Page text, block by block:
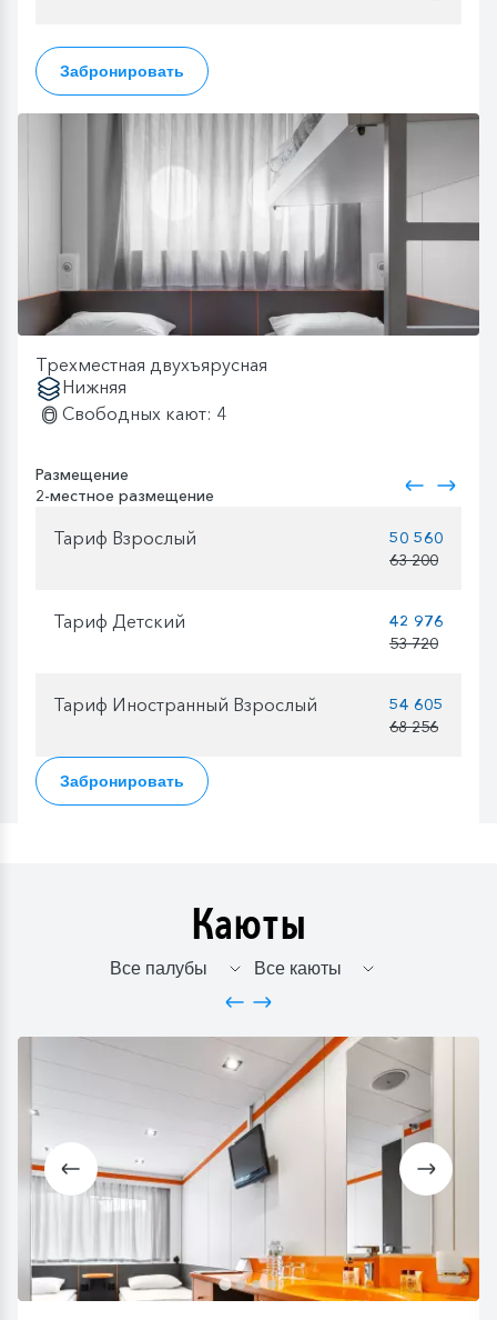
Забронировать
Трехместная двухъярусная
Нижняя
Свободных кают: 4
Размещение
2-местное размещение
Тариф Взрослый
50 560
63 200
Тариф Детский
42 976
53 720
Тариф Иностранный Взрослый
54 605
68 256
Забронировать
Каюты